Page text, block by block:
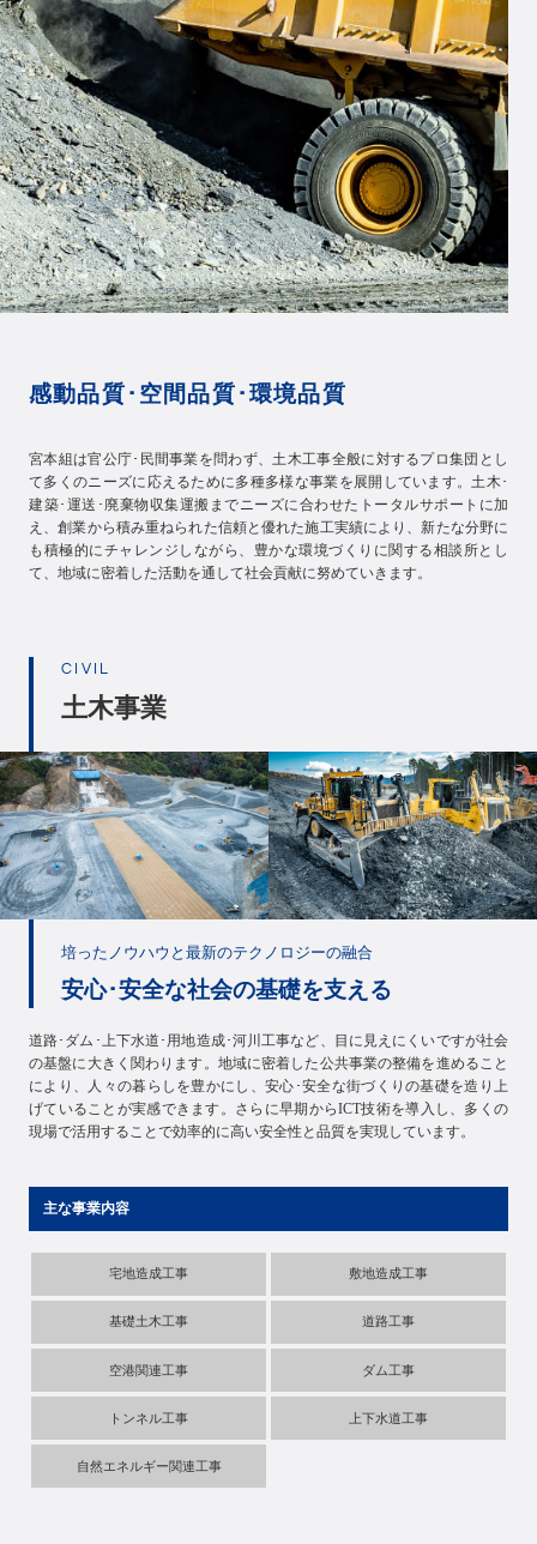
感動品質･空間品質･環境品質
宮本組は官公庁･民間事業を問わず、土木工事全般に対するプロ集団とし
て多くのニーズに応えるために多種多様な事業を展開しています。土木･
建築･運送･廃棄物収集運搬までニーズに合わせたトータルサポートに加
え、創業から積み重ねられた信頼と優れた施工実績により、新たな分野に
も積極的にチャレンジしながら、豊かな環境づくりに関する相談所とし
て、地域に密着した活動を通して社会貢献に努めていきます。
CIVIL
土木事業
培ったノウハウと最新のテクノロジーの融合
安心･安全な社会の基礎を支える
道路･ダム･上下水道･用地造成･河川工事など、目に見えにくいですが社会
の基盤に大きく関わります。地域に密着した公共事業の整備を進めること
により、人々の暮らしを豊かにし、安心･安全な街づくりの基礎を造り上
げていることが実感できます。さらに早期からICT技術を導入し、多くの
現場で活用することで効率的に高い安全性と品質を実現しています。
主な事業内容
宅地造成工事 敷地造成工事
基礎土木工事 道路工事
空港関連工事 ダム工事
トンネル工事 上下水道工事
自然エネルギー関連工事